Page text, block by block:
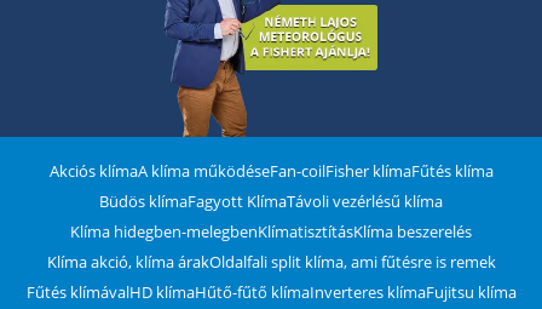
Akciós klímaA klíma működéseFan-coilFisher klímaFűtés klíma
Büdös klímaFagyott KlímaTávoli vezérlésű klíma
Klíma hidegben-melegbenKlímatisztításKlíma beszerelés
Klíma akció, klíma árakOldalfali split klíma, ami fűtésre is remek
Fűtés klímávalHD klímaHűtő-fűtő klímaInverteres klímaFujitsu klíma